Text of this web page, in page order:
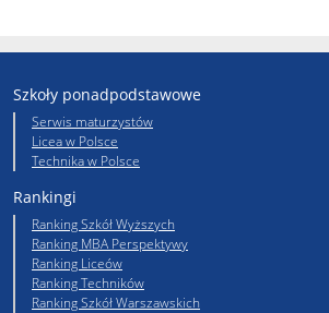
Szkoły ponadpodstawowe
Serwis maturzystów
Licea w Polsce
Technika w Polsce
Rankingi
Ranking Szkół Wyższych
Ranking MBA Perspektywy
Ranking Liceów
Ranking Techników
Ranking Szkół Warszawskich